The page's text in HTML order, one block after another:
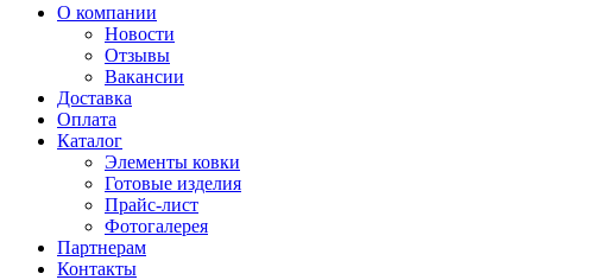
О компании
Новости
Отзывы
Вакансии
Доставка
Оплата
Каталог
Элементы ковки
Готовые изделия
Прайс-лист
Фотогалерея
Партнерам
Контакты